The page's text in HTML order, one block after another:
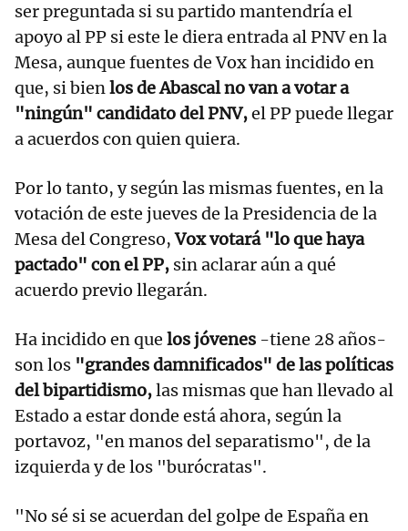
ser preguntada si su partido mantendría el
apoyo al PP si este le diera entrada al PNV en la
Mesa, aunque fuentes de Vox han incidido en
que, si bienlos de Abascal no van a votar a
"ningún" candidato del PNV,el PP puede llegar
a acuerdos con quien quiera.
Por lo tanto, y según las mismas fuentes, en la
votación de este jueves de la Presidencia de la
Mesa del Congreso,Vox votará "lo que haya
pactado" con el PP, sin aclarar aún a qué
acuerdo previo llegarán.
Ha incidido en que los jóvenes -tiene 28 años-
son los "grandes damnificados" de las políticas
del bipartidismo,las mismas que han llevado al
Estado a estar donde está ahora, según la
portavoz, "en manos del separatismo", de la
izquierda y de los "burócratas".
"No sé si se acuerdan del golpe de España en